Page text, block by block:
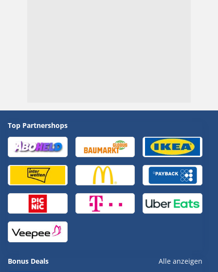
Top Partnershops
Bonus Deals Alle anzeigen